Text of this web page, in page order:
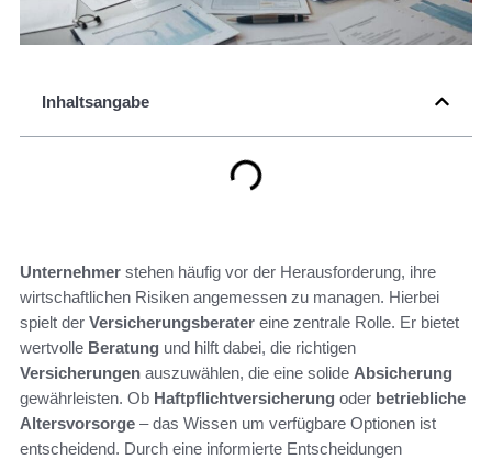
Inhaltsangabe
Unternehmer stehen häufig vor der Herausforderung, ihre
wirtschaftlichen Risiken angemessen zu managen. Hierbei
spielt der Versicherungsberater eine zentrale Rolle. Er bietet
wertvolle Beratung und hilft dabei, die richtigen
Versicherungen auszuwählen, die eine solide Absicherung
gewährleisten. Ob Haftpflichtversicherung oder betriebliche
Altersvorsorge – das Wissen um verfügbare Optionen ist
entscheidend. Durch eine informierte Entscheidungen